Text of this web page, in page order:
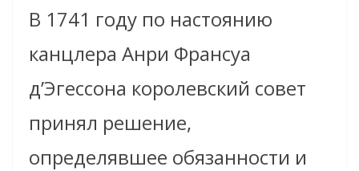
В 1741 году по настоянию
канцлера Анри Франсуа
д’Эгессона королевский совет
принял решение,
определявшее обязанности и